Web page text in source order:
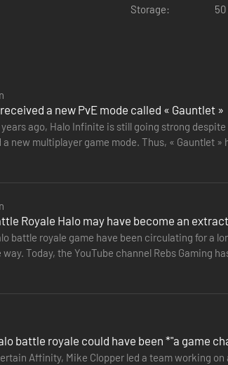
oneindig. "
Storage:
a new PvE mode called « Gauntlet »
years ago, Halo Infinite is still going strong
new multiplayer game mode. Thus, « Gauntlet
Royale Halo may have become an
battle royale game have been circulating for a
Today, the YouTube channel Rebs Gaming
development…
battle royale could have been *"a game
Affinity, Mike Clopper led a team working